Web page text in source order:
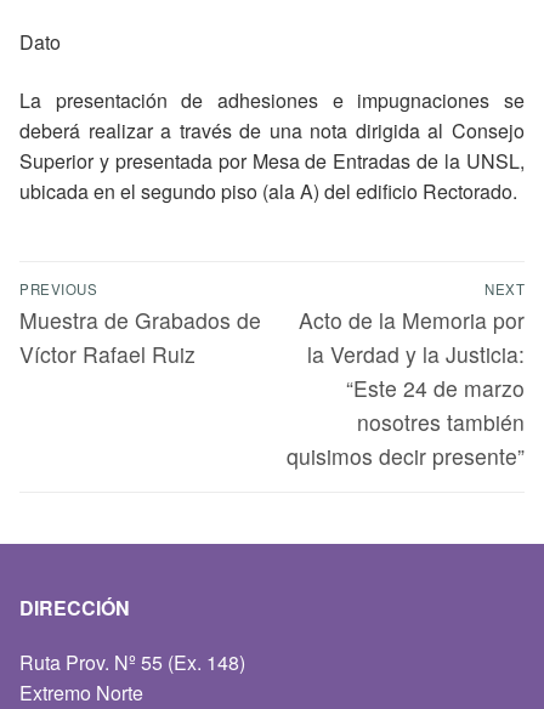
Dato
La presentación de adhesiones e impugnaciones se
deberá realizar a través de una nota dirigida al Consejo
Superior y presentada por Mesa de Entradas de la UNSL,
ubicada en el segundo piso (ala A) del edificio Rectorado.
PREVIOUS
Muestra de Grabados de
Víctor Rafael Ruiz
NEXT
Acto de la Memoria por
la Verdad y la Justicia:
“Este 24 de marzo
nosotres también
quisimos decir presente”
DIRECCIÓN
Ruta Prov. Nº 55 (Ex. 148)
Extremo Norte